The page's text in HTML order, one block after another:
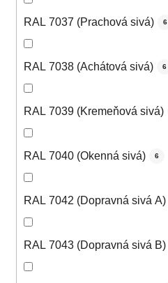
RAL 7037 (Prachová sivá) 6
RAL 7038 (Achátová sivá) 6
RAL 7039 (Kremeňová sivá)
RAL 7040 (Okenná sivá) 6
RAL 7042 (Dopravná sivá A)
RAL 7043 (Dopravná sivá B)